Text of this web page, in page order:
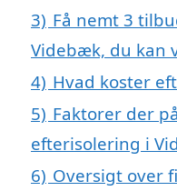
3) Få nemt 3
Videbæk, du kan
4) Hvad koster
5) Faktorer der
efterisolering i
6) Oversigt over